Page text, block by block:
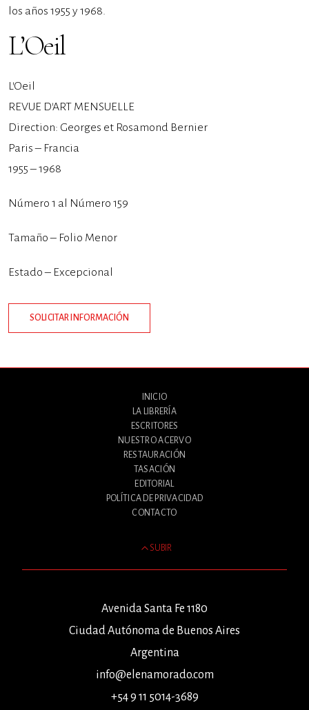
los años 1955 y 1968.
L’Oeil
L’Oeil
REVUE D’ART MENSUELLE
Direction: Georges et Rosamond Bernier
Paris – Francia
1955 – 1968
Número 1 al Número 159
Tamaño – Folio Menor
Estado – Excepcional
SOLICITAR INFORMACIÓN
INICIO
LA LIBRERÍA
ESCRITORES
NUESTRO ACERVO
RESTAURACIÓN
TASACIÓN
EDITORIAL
POLÍTICA DE PRIVACIDAD
CONTACTO
SUBIR
Avenida Santa Fe 1180
Ciudad Autónoma de Buenos Aires
Argentina
info@elenamorado.com
+54 9 11 5014-3689